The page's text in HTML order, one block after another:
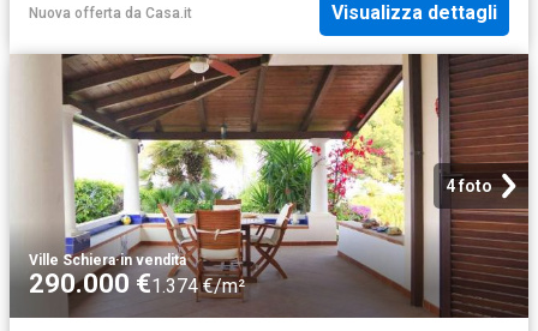
Nuova offerta da Casa.it Visualizza dettagli
4 foto
Ville Schiera·in vendita
290.000 €1.374 €/m²